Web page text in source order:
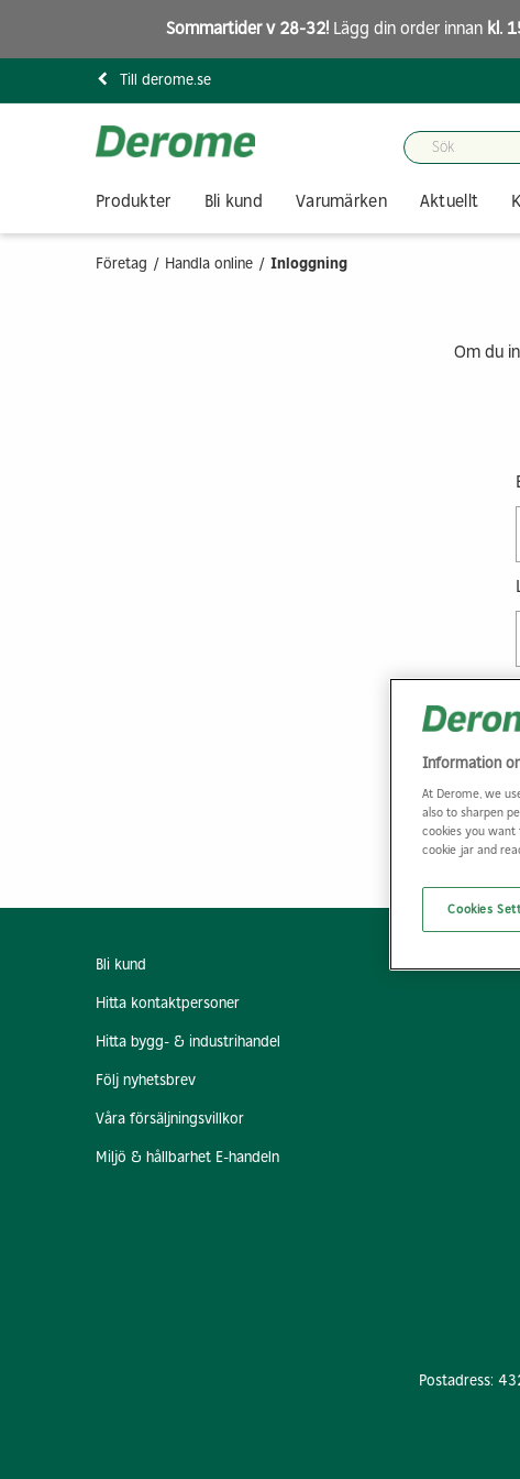
Sommartider v 28-32!Lägg din order innan kl.
Till derome.se
Produkter Bli kund Varumärken Aktuellt
Företag Handla online Inloggning
Om du
Bli kund
Hitta kontaktpersoner
Hitta bygg- & industrihandel
Följ nyhetsbrev
Våra försäljningsvillkor
Miljö & hållbarhet E-handeln
Postadress:
Information
At Derome, we
also to sharpen
cookies you want
cookie jar and
Cookies